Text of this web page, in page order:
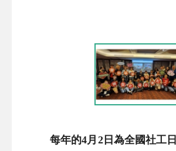
每年的4月2日為全國社工